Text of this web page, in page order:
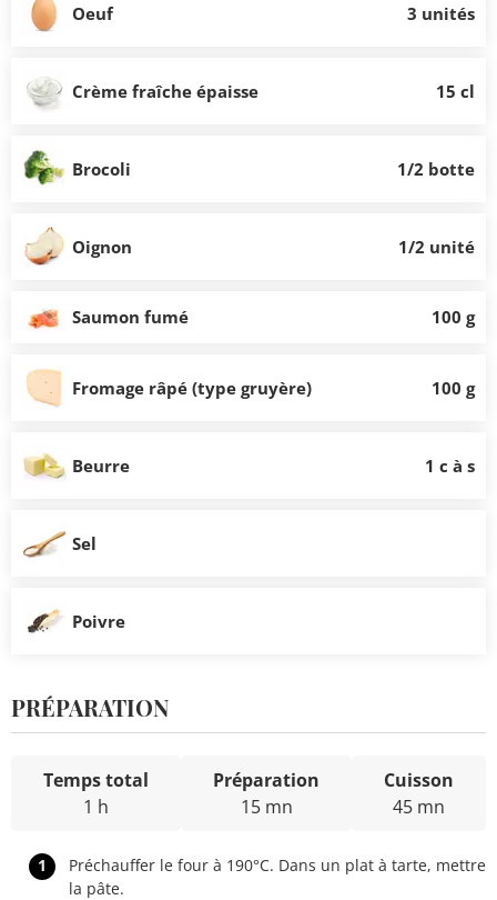
Oeuf 3 unités
Crème fraîche épaisse 15 cl
Brocoli 1/2 botte
Oignon 1/2 unité
Saumon fumé 100 g
Fromage râpé (type gruyère) 100 g
Beurre 1 c à s
Sel
Poivre
PRÉPARATION
Temps total
1 h
Préparation
15 mn
Cuisson
45 mn
1
Préchauffer le four à 190°C. Dans un plat à tarte, mettre
la pâte.